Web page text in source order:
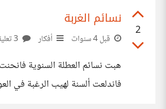
2
نسائم الغربة
قبل 4 سنوات أفكار
هبت نسائم العطلة السنوية
فاندلعت ألسنة لهيب الرغبة في